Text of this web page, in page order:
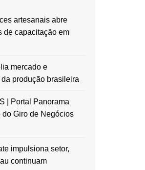
artesanais abre
de capacitação em
mercado e
produção brasileira
| Portal Panorama
do Giro de Negócios
impulsiona setor,
continuam